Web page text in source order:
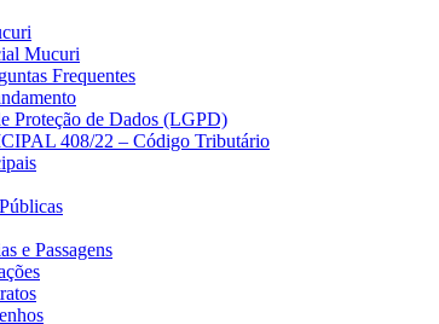
Mucuri
Frequentes
Proteção de Dados (LGPD)
408/22 – Código Tributário
e Passagens